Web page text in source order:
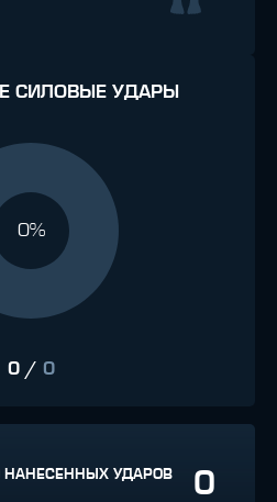
СИЛОВЫЕ УДАРЫ
0%
0/ 0
НАНЕСЕННЫХ УДАРОВ 0